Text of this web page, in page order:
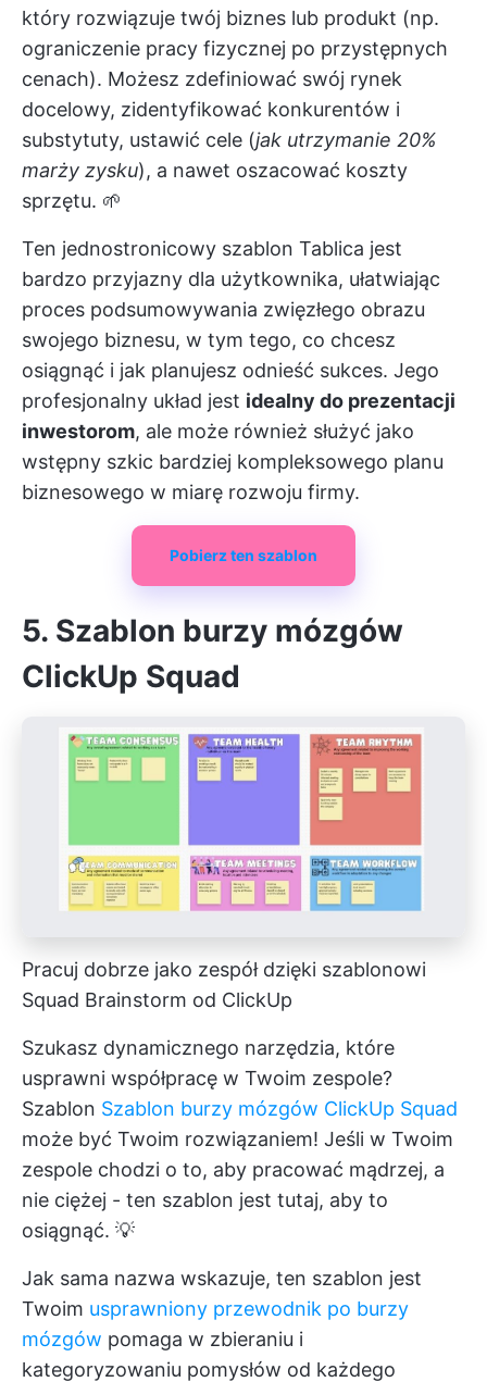
który rozwiązuje twój biznes lub produkt (np.
ograniczenie pracy fizycznej po przystępnych
cenach). Możesz zdefiniować swój rynek
docelowy, zidentyfikować konkurentów i
substytuty, ustawić cele (jak utrzymanie 20%
marży zysku), a nawet oszacować koszty
sprzętu. 🌱
Ten jednostronicowy szablon Tablica jest
bardzo przyjazny dla użytkownika, ułatwiając
proces podsumowywania zwięzłego obrazu
swojego biznesu, w tym tego, co chcesz
osiągnąć i jak planujesz odnieść sukces. Jego
profesjonalny układ jest idealny do prezentacji
inwestorom, ale może również służyć jako
wstępny szkic bardziej kompleksowego planu
biznesowego w miarę rozwoju firmy.
Pobierz ten szablon
5. Szablon burzy mózgów
ClickUp Squad
Pracuj dobrze jako zespół dzięki szablonowi
Squad Brainstorm od ClickUp
Szukasz dynamicznego narzędzia, które
usprawni współpracę w Twoim zespole?
Szablon Szablon burzy mózgów ClickUp Squad
może być Twoim rozwiązaniem! Jeśli w Twoim
zespole chodzi o to, aby pracować mądrzej, a
nie ciężej - ten szablon jest tutaj, aby to
osiągnąć. 💡
Jak sama nazwa wskazuje, ten szablon jest
Twoim usprawniony przewodnik po burzy
mózgów pomaga w zbieraniu i
kategoryzowaniu pomysłów od każdego